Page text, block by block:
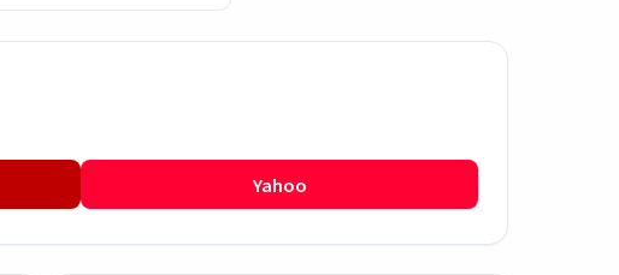
Yahoo